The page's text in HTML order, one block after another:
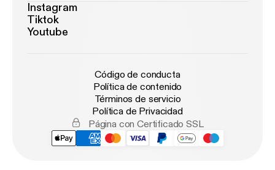
Instagram
Tiktok
Youtube
Código de conducta
Política de contenido
Términos de servicio
Política de Privacidad
Página con Certificado SSL